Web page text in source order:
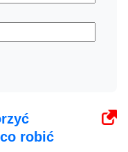
robić